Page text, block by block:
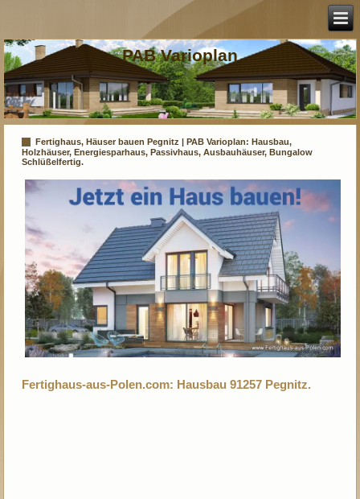
PAB Varioplan
Fertighaus, Häuser bauen Pegnitz | PAB Varioplan: Hausbau,
Holzhäuser, Energiesparhaus, Passivhaus, Ausbauhäuser, Bungalow
Schlüßelfertig.
Fertighaus-aus-Polen.com: Hausbau 91257 Pegnitz.